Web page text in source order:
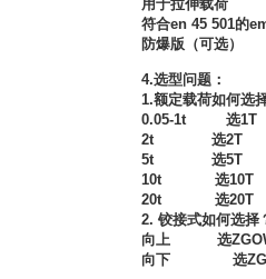
用于拉伸载荷
符合en 45 501的
防爆版（可选）
4.选型问题：
1.额定载荷如何选
0.05-1t 选1T
2t 选2T
5t 选5T
10t 选10T
20t 选20T
2. 铰接式如何选择
向上
选
向下
选